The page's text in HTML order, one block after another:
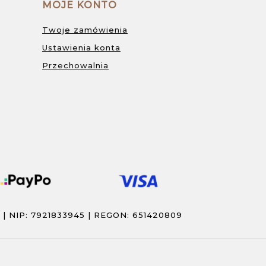
MOJE KONTO
Twoje zamówienia
Ustawienia konta
Przechowalnia
| NIP: 7921833945 | REGON: 651420809